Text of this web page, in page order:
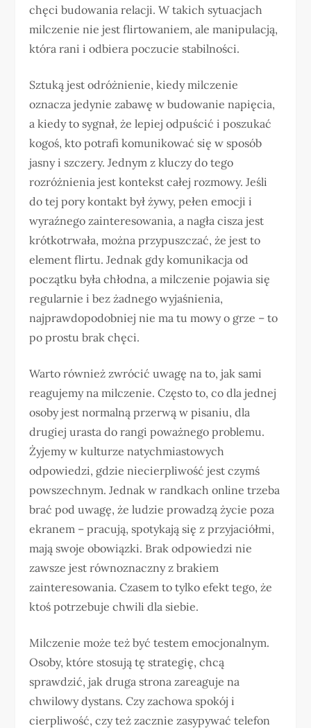
chęci budowania relacji. W takich sytuacjach
milczenie nie jest flirtowaniem, ale manipulacją,
która rani i odbiera poczucie stabilności.
Sztuką jest odróżnienie, kiedy milczenie
oznacza jedynie zabawę w budowanie napięcia,
a kiedy to sygnał, że lepiej odpuścić i poszukać
kogoś, kto potrafi komunikować się w sposób
jasny i szczery. Jednym z kluczy do tego
rozróżnienia jest kontekst całej rozmowy. Jeśli
do tej pory kontakt był żywy, pełen emocji i
wyraźnego zainteresowania, a nagła cisza jest
krótkotrwała, można przypuszczać, że jest to
element flirtu. Jednak gdy komunikacja od
początku była chłodna, a milczenie pojawia się
regularnie i bez żadnego wyjaśnienia,
najprawdopodobniej nie ma tu mowy o grze – to
po prostu brak chęci.
Warto również zwrócić uwagę na to, jak sami
reagujemy na milczenie. Często to, co dla jednej
osoby jest normalną przerwą w pisaniu, dla
drugiej urasta do rangi poważnego problemu.
Żyjemy w kulturze natychmiastowych
odpowiedzi, gdzie niecierpliwość jest czymś
powszechnym. Jednak w randkach online trzeba
brać pod uwagę, że ludzie prowadzą życie poza
ekranem – pracują, spotykają się z przyjaciółmi,
mają swoje obowiązki. Brak odpowiedzi nie
zawsze jest równoznaczny z brakiem
zainteresowania. Czasem to tylko efekt tego, że
ktoś potrzebuje chwili dla siebie.
Milczenie może też być testem emocjonalnym.
Osoby, które stosują tę strategię, chcą
sprawdzić, jak druga strona zareaguje na
chwilowy dystans. Czy zachowa spokój i
cierpliwość, czy też zacznie zasypywać telefon